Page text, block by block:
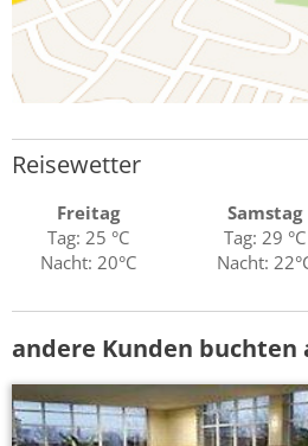
Reisewetter
Freitag
Tag: 25 °C
Nacht: 20°C
Samstag
Tag: 29 °C
Nacht:
andere Kunden buchten